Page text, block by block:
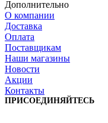
Дополнительно
О компании
Доставка
Оплата
Поставщикам
Наши магазины
Новости
Акции
Контакты
ПРИСОЕДИНЯЙТЕСЬ